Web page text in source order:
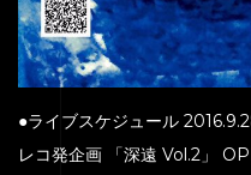
●ライブスケジュール
レコ発企画 「深遠 Vol.2」